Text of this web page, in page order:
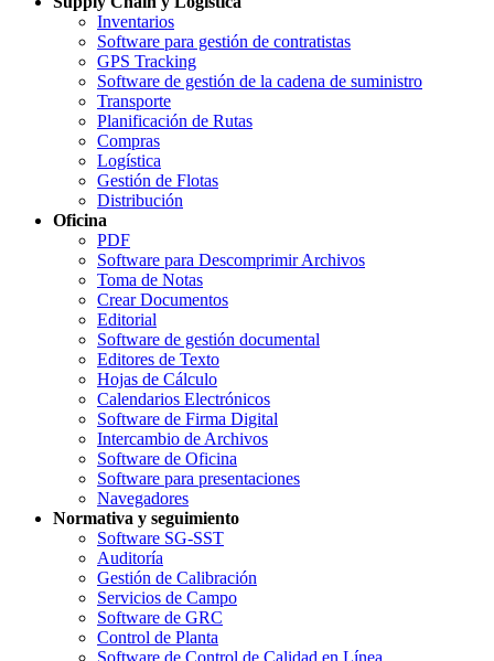
Inventarios
Software para gestión de contratistas
GPS Tracking
Software de gestión de la cadena de suministro
Transporte
Planificación de Rutas
Compras
Logística
Gestión de Flotas
Distribución
Oficina
PDF
Software para Descomprimir Archivos
Toma de Notas
Crear Documentos
Editorial
Software de gestión documental
Editores de Texto
Hojas de Cálculo
Calendarios Electrónicos
Software de Firma Digital
Intercambio de Archivos
Software de Oficina
Software para presentaciones
Navegadores
Normativa y seguimiento
Software SG-SST
Auditoría
Gestión de Calibración
Servicios de Campo
Software de GRC
Control de Planta
Software de Control de Calidad en Línea